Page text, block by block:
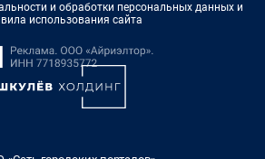
и обработки персональных данных и
использования сайта